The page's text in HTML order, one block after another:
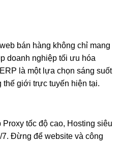
bán hàng không chỉ mang
doanh nghiệp tối ưu hóa
là một lựa chọn sáng suốt
thế giới trực tuyến hiện tại.
tốc độ cao, Hosting siêu
Đừng để website và công